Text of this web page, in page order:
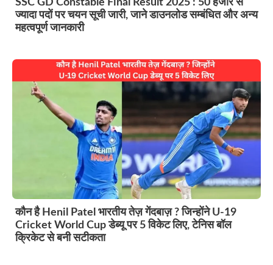
SSC GD Constable Final Result 2025 : 50 हजार से
ज्यादा पदों पर चयन सूची जारी, जाने डाउनलोड सम्बंधित और अन्य
महत्वपूर्ण जानकारी
कौन है Henil Patel भारतीय तेज़ गेंदबाज़ ? जिन्होंने U-19
Cricket World Cup डेब्यू पर 5 विकेट लिए, टेनिस बॉल
क्रिकेट से बनी सटीकता